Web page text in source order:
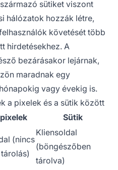
sütiket viszont
hálózatok hozzák létre,
követését több
hirdetésekhez. A
bezárásakor lejárnak,
maradnak egy
vagy évekig is.
a pixelek és a sütik között
Sütik
(nincs
Kliensoldal
(böngészőben
tárolva)